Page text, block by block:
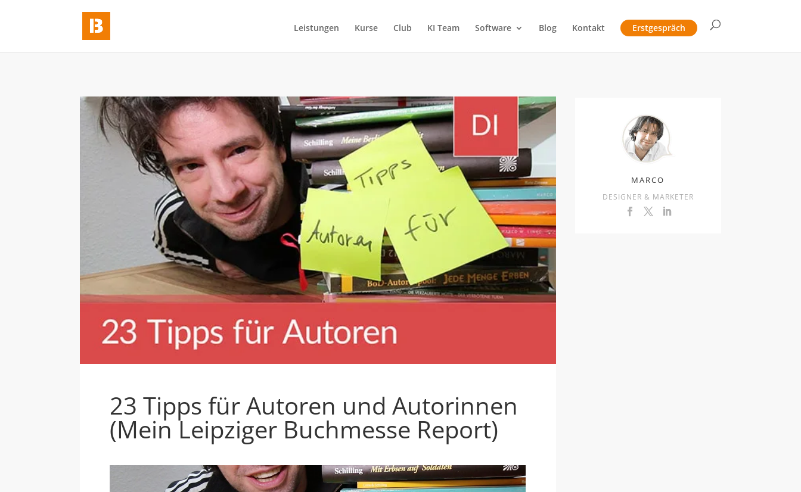
Leistungen Kurse Club KI Team Software Blog Kontakt Erstgespräch
23 Tipps für Autoren und Autorinnen
(Mein Leipziger Buchmesse Report)
MARCO
DESIGNER & MARKETER